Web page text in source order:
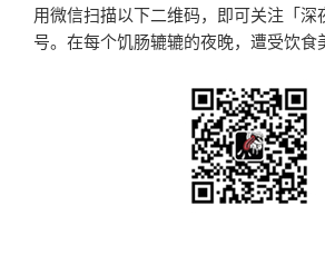
用微信扫描以下二维码，即可关注「深
号。在每个饥肠辘辘的夜晚，遭受饮食